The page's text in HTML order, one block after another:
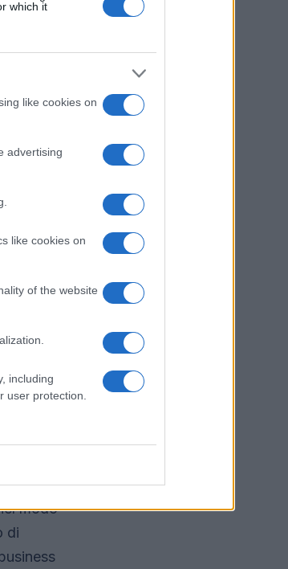
which it
like cookies on
advertising
like cookies on
of the website
including
user protection.
e
senza
modo
di